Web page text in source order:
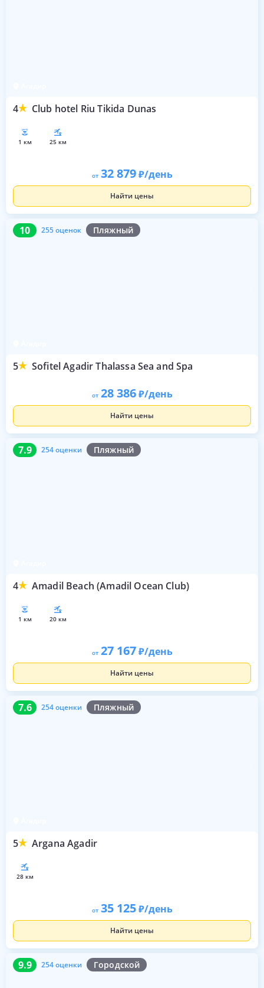
4 Club hotel Riu Tikida Dunas
1 км 25 км
от 32 879 /день
Найти цены
10 255 оценок Пляжный
5 Sofitel Agadir Thalassa Sea and Spa
10 255 оценок
от 28 386 /день
Найти цены
7.9 254 оценки Пляжный
4 Amadil Beach (Amadil Ocean Club)
7.9 254 оценки
1 км 20 км
от 27 167 /день
Найти цены
7.6 254 оценки Пляжный
5 Argana Agadir
7.6 254 оценки
28 км
от 35 125 /день
Найти цены
9.9 254 оценки Городской
9.9 254 оценки